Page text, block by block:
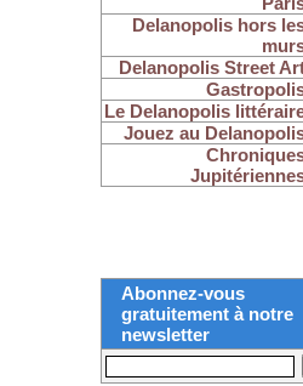
Delanopolis hors
Delanopolis Street
Le Delanopolis
Jouez au
Abonnez-vous
gratuitement à notre
newsletter